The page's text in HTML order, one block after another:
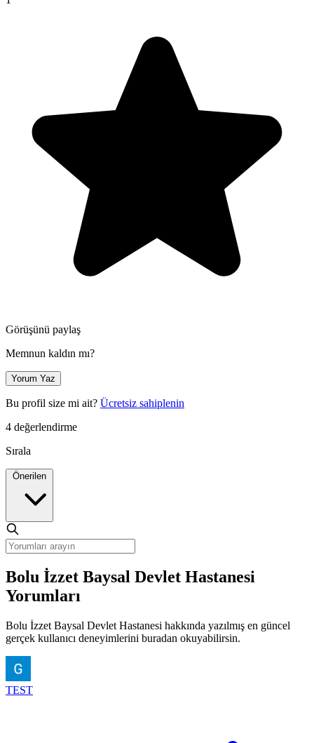
Görüşünü paylaş
Memnun kaldın mı?
Yorum Yaz
Bu profil size mi ait? Ücretsiz sahiplenin
4 değerlendirme
Sırala
Bolu İzzet Baysal Devlet Hastanesi
Yorumları
Bolu İzzet Baysal Devlet Hastanesi hakkında yazılmış en güncel
gerçek kullanıcı deneyimlerini buradan okuyabilirsin.
TEST